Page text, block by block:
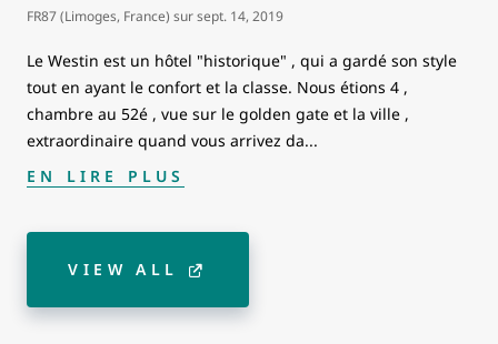
FR87 (Limoges, France) sursept. 14, 2019
Le Westin est un hôtel "historique" , qui a gardé son style
tout en ayant le confort et la classe. Nous étions 4 ,
chambre au 52é , vue sur le golden gate et la ville ,
extraordinaire quand vous arrivez da...
EN LIRE PLUS
VIEW ALL